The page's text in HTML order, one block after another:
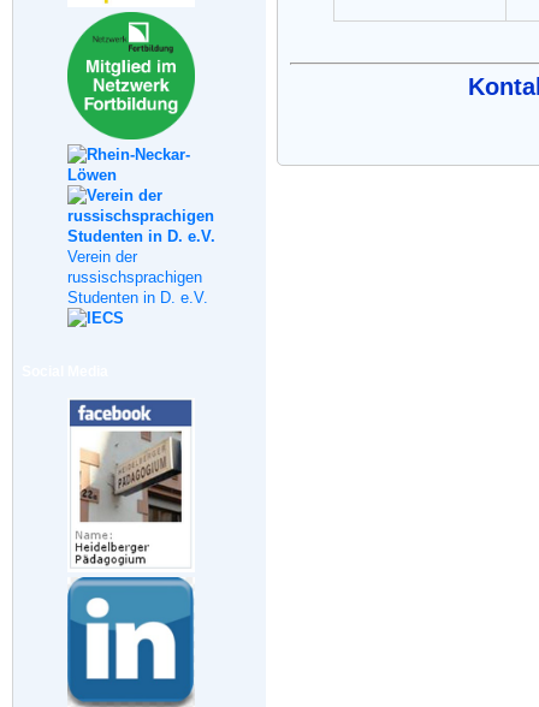
Verein der
russischsprachigen
Studenten in D. e.V.